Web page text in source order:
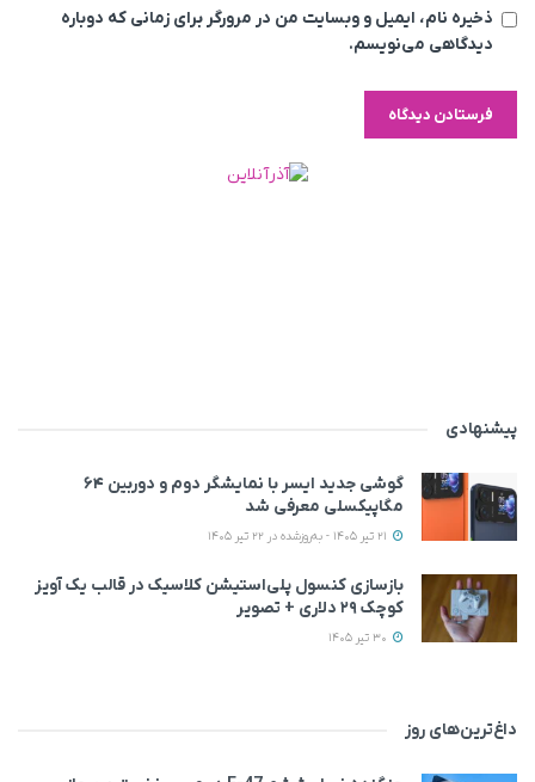
ذخیره نام، ایمیل و وبسایت من در مرورگر برای زمانی که دوباره
دیدگاهی می‌نویسم.
پیشنهادی
گوشی جدید ایسر با نمایشگر دوم و دوربین ۶۴
مگاپیکسلی معرفی شد
بازسازی کنسول پلی‌استیشن کلاسیک در قالب یک آویز
کوچک ۲۹ دلاری + تصویر
داغ‌ترین‌های روز